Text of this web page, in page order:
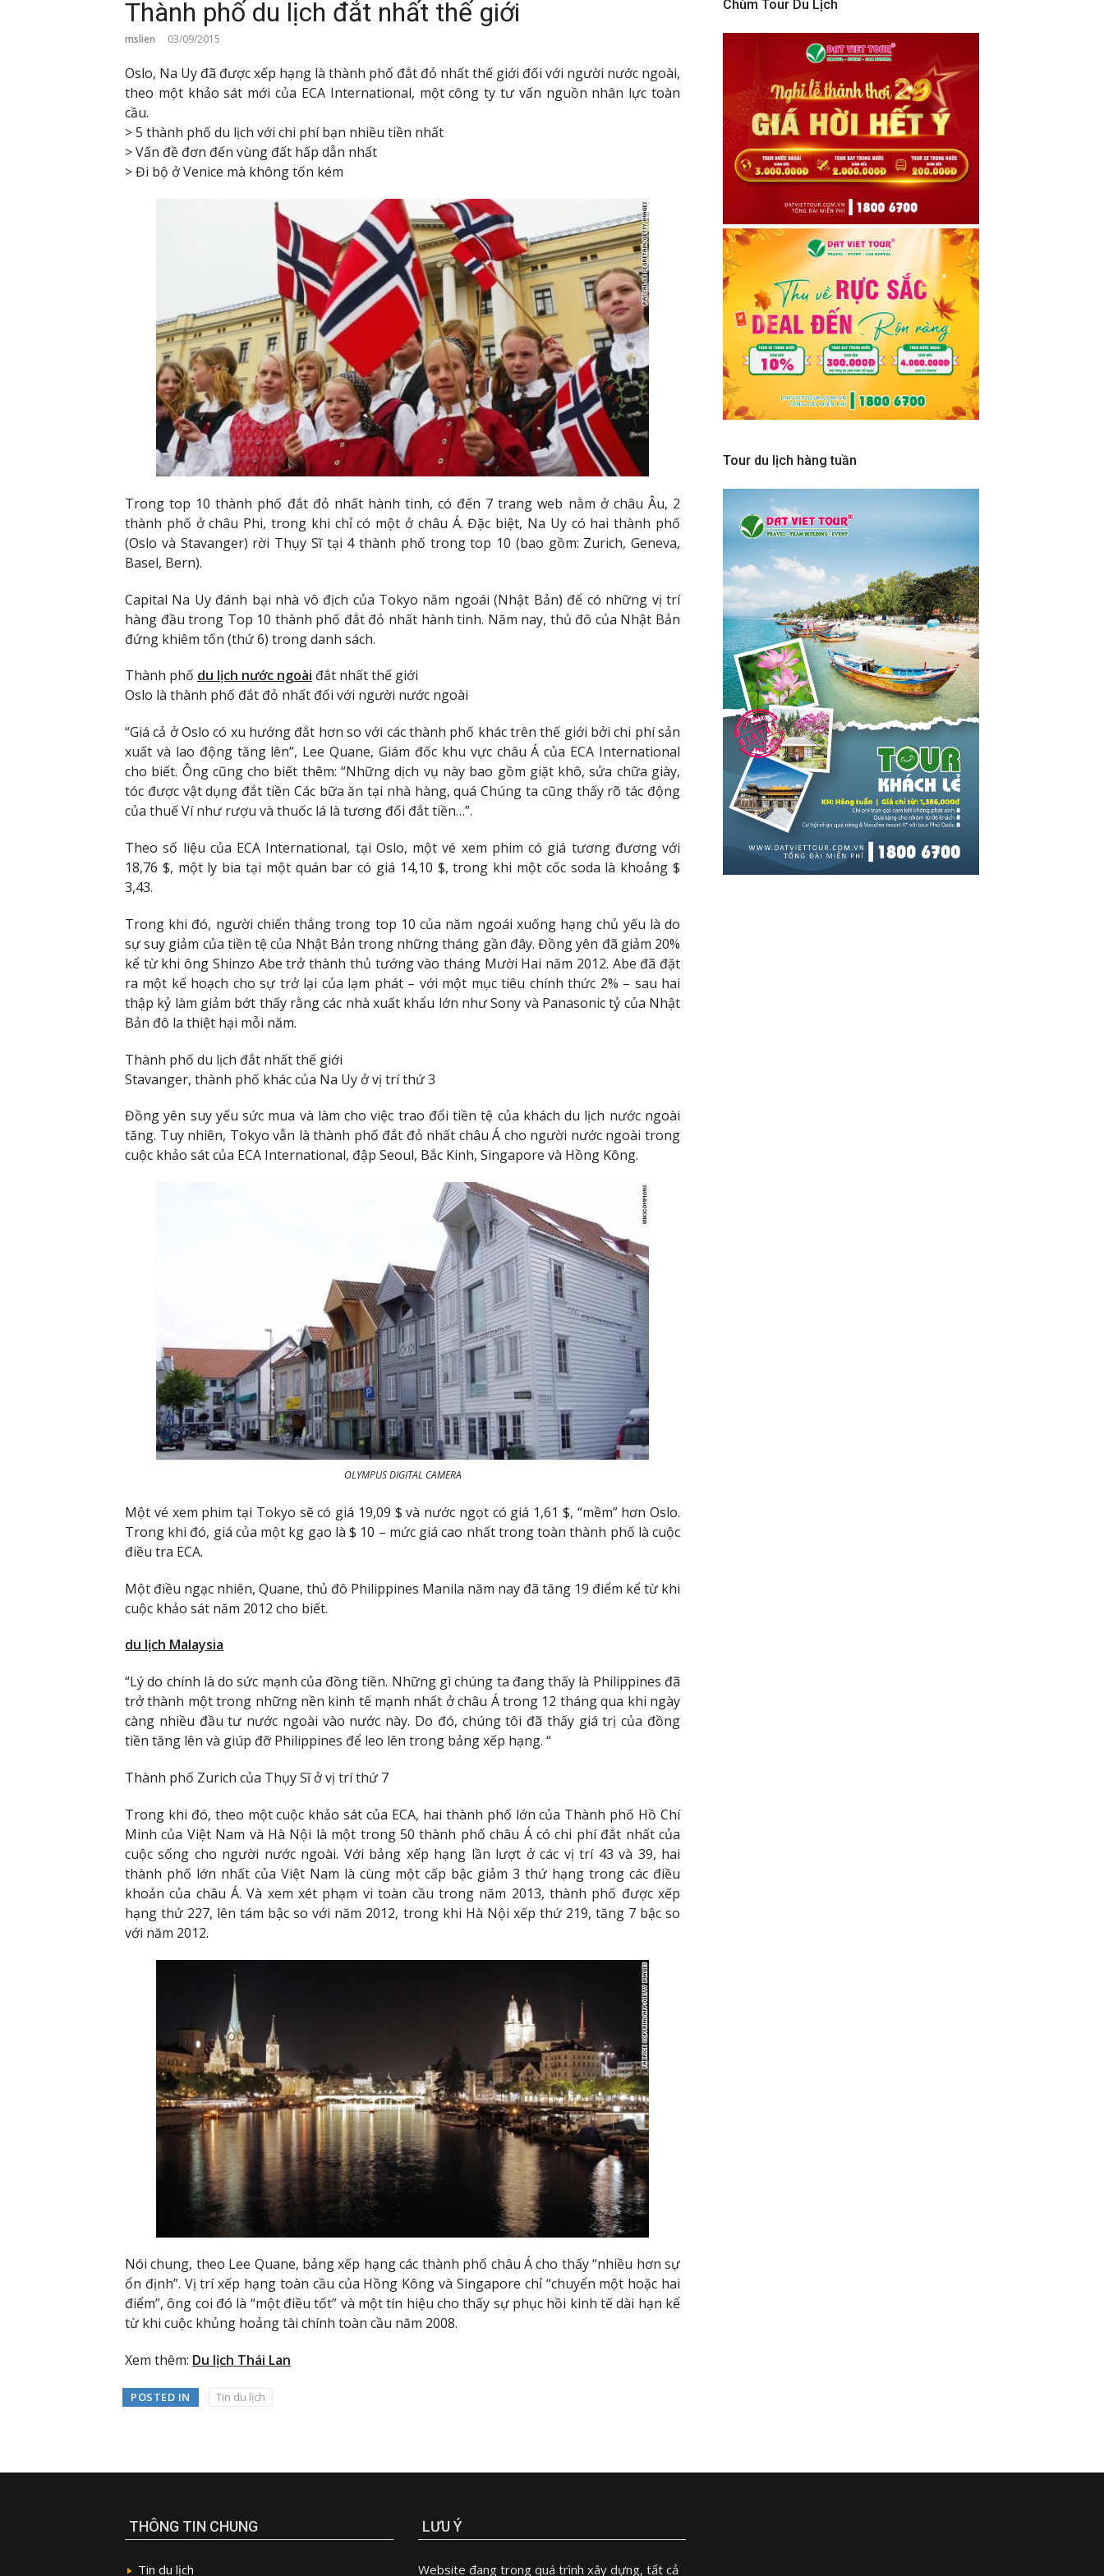
Thành phố du lịch đắt nhất thế giới
mslien 03/09/2015
Oslo, Na Uy đã được xếp hạng là thành phố đắt đỏ nhất thế giới đối với người nước ngoài,
theo một khảo sát mới của ECA International, một công ty tư vấn nguồn nhân lực toàn
cầu.
> 5 thành phố du lịch với chi phí bạn nhiều tiền nhất
> Vấn đề đơn đến vùng đất hấp dẫn nhất
> Đi bộ ở Venice mà không tốn kém
Trong top 10 thành phố đắt đỏ nhất hành tinh, có đến 7 trang web nằm ở châu Âu, 2
thành phố ở châu Phi, trong khi chỉ có một ở châu Á. Đặc biệt, Na Uy có hai thành phố
(Oslo và Stavanger) rời Thụy Sĩ tại 4 thành phố trong top 10 (bao gồm: Zurich, Geneva,
Basel, Bern).
Capital Na Uy đánh bại nhà vô địch của Tokyo năm ngoái (Nhật Bản) để có những vị trí
hàng đầu trong Top 10 thành phố đắt đỏ nhất hành tinh. Năm nay, thủ đô của Nhật Bản
đứng khiêm tốn (thứ 6) trong danh sách.
Thành phố du lịch nước ngoài đắt nhất thế giới
Oslo là thành phố đắt đỏ nhất đối với người nước ngoài
“Giá cả ở Oslo có xu hướng đắt hơn so với các thành phố khác trên thế giới bởi chi phí sản
xuất và lao động tăng lên”, Lee Quane, Giám đốc khu vực châu Á của ECA International
cho biết. Ông cũng cho biết thêm: “Những dịch vụ này bao gồm giặt khô, sửa chữa giày,
tóc được vật dụng đắt tiền Các bữa ăn tại nhà hàng, quá Chúng ta cũng thấy rõ tác động
của thuế Ví như rượu và thuốc lá là tương đối đắt tiền…”.
Theo số liệu của ECA International, tại Oslo, một vé xem phim có giá tương đương với
18,76 $, một ly bia tại một quán bar có giá 14,10 $, trong khi một cốc soda là khoảng $
3,43.
Trong khi đó, người chiến thắng trong top 10 của năm ngoái xuống hạng chủ yếu là do
sự suy giảm của tiền tệ của Nhật Bản trong những tháng gần đây. Đồng yên đã giảm 20%
kể từ khi ông Shinzo Abe trở thành thủ tướng vào tháng Mười Hai năm 2012. Abe đã đặt
ra một kế hoạch cho sự trở lại của lạm phát – với một mục tiêu chính thức 2% – sau hai
thập kỷ làm giảm bớt thấy rằng các nhà xuất khẩu lớn như Sony và Panasonic tỷ của Nhật
Bản đô la thiệt hại mỗi năm.
Thành phố du lịch đắt nhất thế giới
Stavanger, thành phố khác của Na Uy ở vị trí thứ 3
Đồng yên suy yếu sức mua và làm cho việc trao đổi tiền tệ của khách du lịch nước ngoài
tăng. Tuy nhiên, Tokyo vẫn là thành phố đắt đỏ nhất châu Á cho người nước ngoài trong
cuộc khảo sát của ECA International, đập Seoul, Bắc Kinh, Singapore và Hồng Kông.
OLYMPUS DIGITAL CAMERA
Một vé xem phim tại Tokyo sẽ có giá 19,09 $ và nước ngọt có giá 1,61 $, “mềm” hơn Oslo.
Trong khi đó, giá của một kg gạo là $ 10 – mức giá cao nhất trong toàn thành phố là cuộc
điều tra ECA.
Một điều ngạc nhiên, Quane, thủ đô Philippines Manila năm nay đã tăng 19 điểm kể từ khi
cuộc khảo sát năm 2012 cho biết.
du lịch Malaysia
“Lý do chính là do sức mạnh của đồng tiền. Những gì chúng ta đang thấy là Philippines đã
trở thành một trong những nền kinh tế mạnh nhất ở châu Á trong 12 tháng qua khi ngày
càng nhiều đầu tư nước ngoài vào nước này. Do đó, chúng tôi đã thấy giá trị của đồng
tiền tăng lên và giúp đỡ Philippines để leo lên trong bảng xếp hạng. “
Thành phố Zurich của Thụy Sĩ ở vị trí thứ 7
Trong khi đó, theo một cuộc khảo sát của ECA, hai thành phố lớn của Thành phố Hồ Chí
Minh của Việt Nam và Hà Nội là một trong 50 thành phố châu Á có chi phí đắt nhất của
cuộc sống cho người nước ngoài. Với bảng xếp hạng lần lượt ở các vị trí 43 và 39, hai
thành phố lớn nhất của Việt Nam là cùng một cấp bậc giảm 3 thứ hạng trong các điều
khoản của châu Á. Và xem xét phạm vi toàn cầu trong năm 2013, thành phố được xếp
hạng thứ 227, lên tám bậc so với năm 2012, trong khi Hà Nội xếp thứ 219, tăng 7 bậc so
với năm 2012.
Nói chung, theo Lee Quane, bảng xếp hạng các thành phố châu Á cho thấy “nhiều hơn sự
ổn định”. Vị trí xếp hạng toàn cầu của Hồng Kông và Singapore chỉ “chuyển một hoặc hai
điểm”, ông coi đó là “một điều tốt” và một tín hiệu cho thấy sự phục hồi kinh tế dài hạn kể
từ khi cuộc khủng hoảng tài chính toàn cầu năm 2008.
Xem thêm: Du lịch Thái Lan
POSTED IN Tin du lịch
Chùm Tour Du Lịch
Tour du lịch hàng tuần
THÔNG TIN CHUNG
Tin du lịch
LƯU Ý
Website đang trong quá trình xây dựng, tất cả